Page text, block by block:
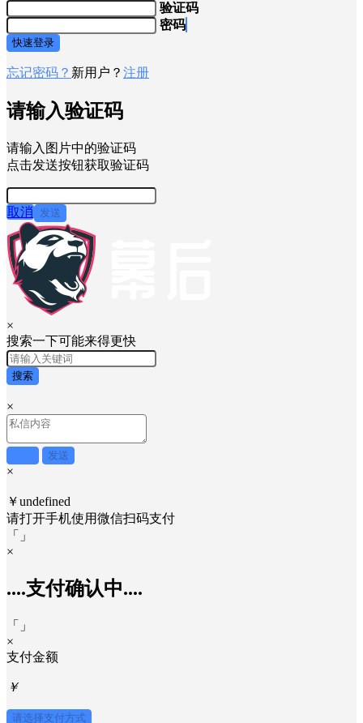
验证码
密码
快速登录
忘记密码？ 新用户？ 注册
请输入验证码
请输入图片中的验证码
点击发送按钮获取验证码
取消 发送
×
搜索一下可能来得更快
搜索
×
发送
×
￥undefined
请打开手机使用微信扫码支付
「
」
×
....支付确认中....
「
」
×
支付金额
￥
请选择支付方式